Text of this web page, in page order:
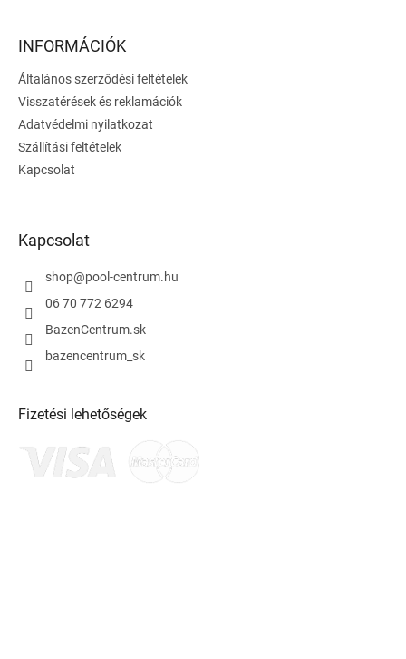
INFORMÁCIÓK
Általános szerződési feltételek
Visszatérések és reklamációk
Adatvédelmi nyilatkozat
Szállítási feltételek
Kapcsolat
Kapcsolat
shop@pool-centrum.hu
06 70 772 6294
BazenCentrum.sk
bazencentrum_sk
Fizetési lehetőségek